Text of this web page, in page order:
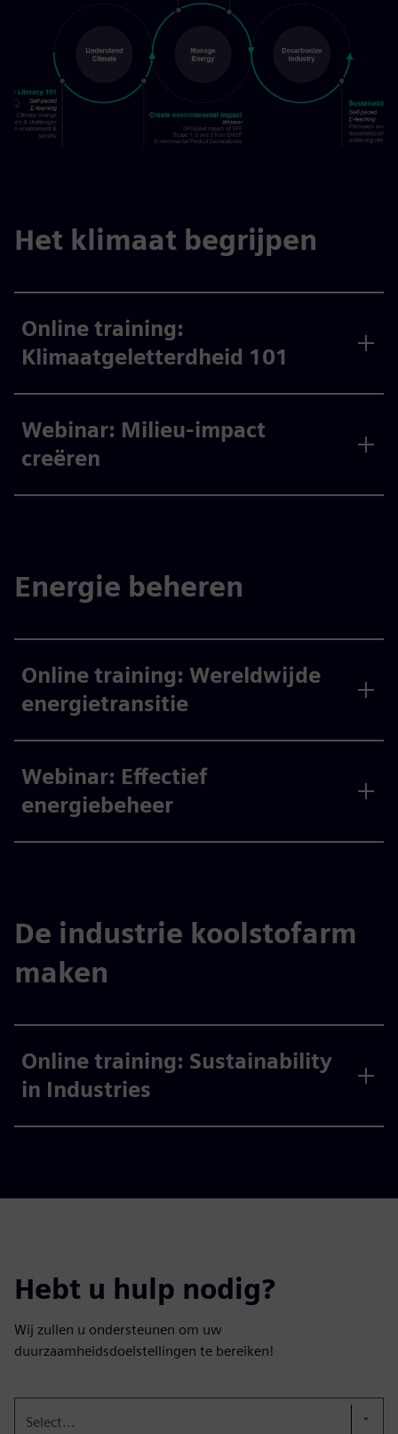
Het klimaat begrijpen
Online training:
Klimaatgeletterdheid 101
Webinar: Milieu-impact
creëren
Energie beheren
Online training: Wereldwijde
energietransitie
Webinar: Effectief
energiebeheer
De industrie koolstofarm
maken
Online training: Sustainability
in Industries
Hebt u hulp nodig?
Wij zullen u ondersteunen om uw
duurzaamheidsdoelstellingen te bereiken!
Select...